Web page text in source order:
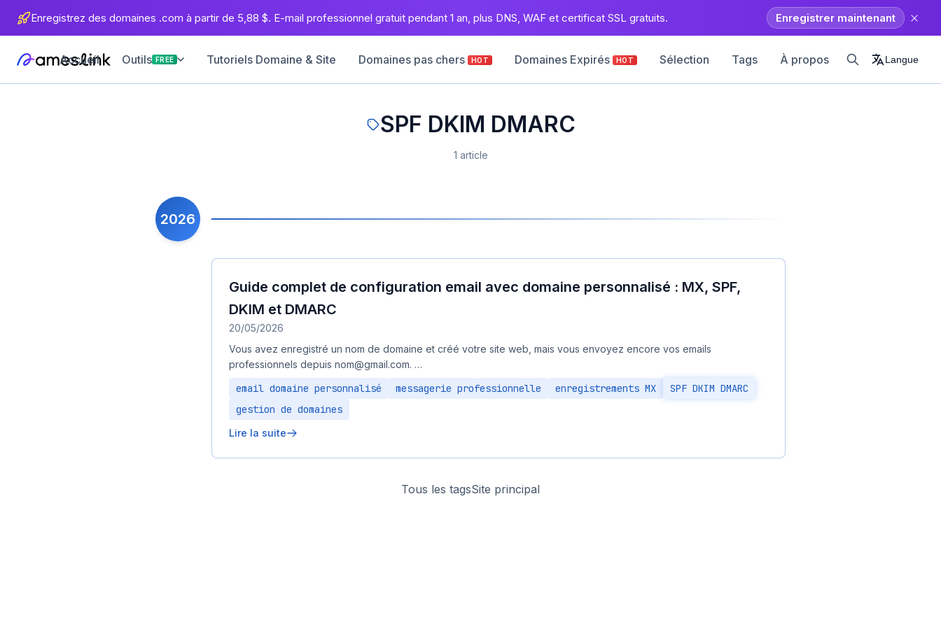
Enregistrez des domaines .com à partir de 5,88 $. E-mail professionnel gratuit pendant 1 an, plus DNS, WAF et certificat SSL gratuits. Enregistrer maintenant
Accueil Outils FREE Tutoriels Domaine & Site Domaines pas chers HOT Domaines Expirés HOT Sélection Tags À propos Langue
SPF DKIM DMARC
1 article
2026
Guide complet de configuration email avec domaine personnalisé : MX, SPF,
DKIM et DMARC
20/05/2026
Vous avez enregistré un nom de domaine et créé votre site web, mais vous envoyez encore vos emails
professionnels depuis nom@gmail.com. …
email domaine personnalisé messagerie professionnelle enregistrements MX
SPF DKIM DMARC
gestion de domaines
Lire la suite
Tous les tagsSite principal